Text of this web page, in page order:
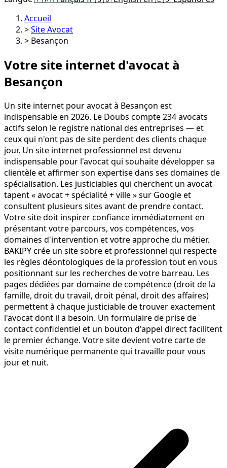
Accueil
>Site Avocat
> Besançon
Votre site internet d'avocat à
Besançon
Un site internet pour avocat à Besançon est
indispensable en 2026. Le Doubs compte 234 avocats
actifs selon le registre national des entreprises — et
ceux qui n'ont pas de site perdent des clients chaque
jour. Un site internet professionnel est devenu
indispensable pour l'avocat qui souhaite développer sa
clientèle et affirmer son expertise dans ses domaines de
spécialisation. Les justiciables qui cherchent un avocat
tapent « avocat + spécialité + ville » sur Google et
consultent plusieurs sites avant de prendre contact.
Votre site doit inspirer confiance immédiatement en
présentant votre parcours, vos compétences, vos
domaines d'intervention et votre approche du métier.
BAKIPY crée un site sobre et professionnel qui respecte
les règles déontologiques de la profession tout en vous
positionnant sur les recherches de votre barreau. Les
pages dédiées par domaine de compétence (droit de la
famille, droit du travail, droit pénal, droit des affaires)
permettent à chaque justiciable de trouver exactement
l'avocat dont il a besoin. Un formulaire de prise de
contact confidentiel et un bouton d'appel direct facilitent
le premier échange. Votre site devient votre carte de
visite numérique permanente qui travaille pour vous
jour et nuit.